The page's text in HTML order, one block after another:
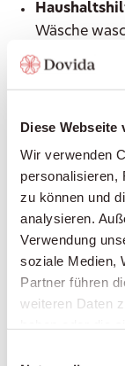
Diese Webseite
Wir verwenden
personalisieren,
zu können und
analysieren.
Verwendung
soziale Medien,
Partner führen
weiteren Daten
Wäsche
Begleitung
Einkaufen
gesunde
der Mobilität
Erinnerung
einnehmen
Betreuung